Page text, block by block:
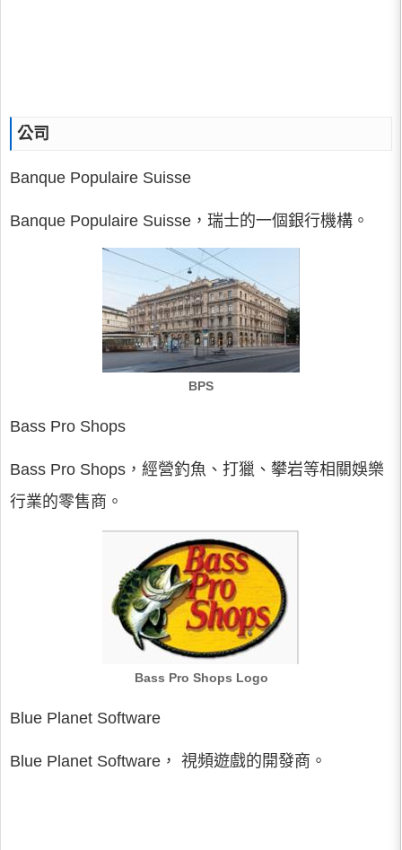
公司
Banque Populaire Suisse
Banque Populaire Suisse，瑞士的一個銀行機構。
BPS
Bass Pro Shops
Bass Pro Shops，經營釣魚、打獵、攀岩等相關娛樂
行業的零售商。
Bass Pro Shops Logo
Blue Planet Software
Blue Planet Software， 視頻遊戲的開發商。